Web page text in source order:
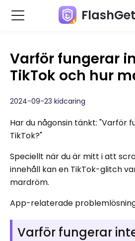
Varför fungerar
TikTok och hur
2024-09-23 kidcaring
Har du någonsin tänkt: "Varför
TikTok?"
Speciellt när du är mitt i att
innehåll kan en TikTok-glitch
mardröm.
App-relaterade
Varför fungerar